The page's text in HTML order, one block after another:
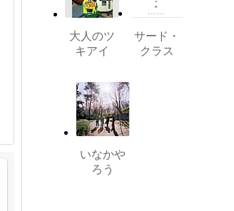
大人のツ
キアイ
サード・
クラス
いなかや
ろう